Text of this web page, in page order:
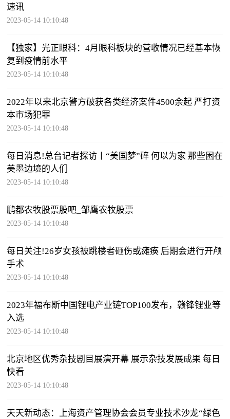
速讯
2023-05-14 10:10:48
【独家】光正眼科：4月眼科板块的营收情况已经基本恢
复到疫情前水平
2023-05-14 10:10:48
2022年以来北京警方破获各类经济案件4500余起 严打资
本市场犯罪
2023-05-14 10:10:48
每日消息!总台记者探访丨“美国梦”碎 何以为家 那些困在
美墨边境的人们
2023-05-14 10:10:48
鹏都农牧股票股吧_邹鹰农牧股票
2023-05-14 10:10:48
每日关注!26岁女孩被跳楼者砸伤或瘫痪 后期会进行开颅
手术
2023-05-14 10:10:48
2023年福布斯中国锂电产业链TOP100发布，赣锋锂业等
入选
2023-05-14 10:10:48
北京地区优秀杂技剧目展演开幕 展示杂技发展成果 每日
快看
2023-05-14 10:10:48
天天新动态：上海资产管理协会会员专业技术沙龙“绿色